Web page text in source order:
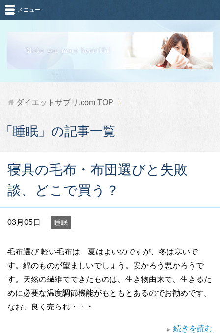
メニュー
ダイエットサプリ.com TOP
「睡眠」の記事一覧
寝具の毛布・布団選びと失敗
談、どこで買う？
03月05日 睡眠
毛布選び 軽い毛布は、夏はよいのですが、冬は寒いで
す。綿のものが望ましいでしょう。安かろう悪かろうで
す。天然の繊維でできたものは、生き物由来で、生きるた
めに必要な温度調節機能がもともとあるのでお勧めです。
なお、良く売られ・・・
続きを読む